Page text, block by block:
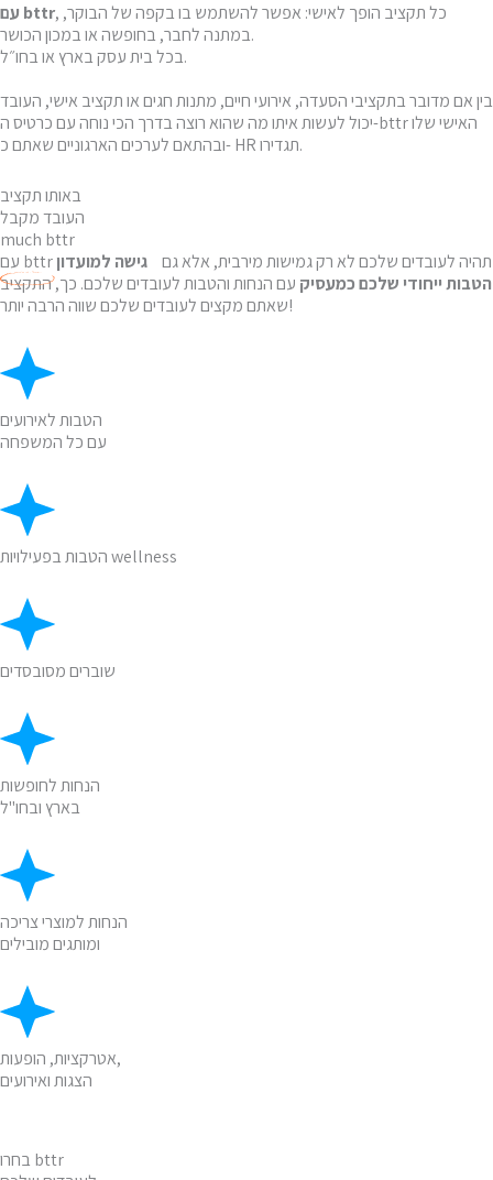
עם bttr, כל תקציב הופך לאישי: אפשר להשתמש בו בקפה של הבוקר,
במתנה לחבר, בחופשה או במכון הכושר.
בכל בית עסק בארץ או בחו״ל.
בין אם מדובר בתקציבי הסעדה, אירועי חיים, מתנות חגים או תקציב אישי, העובד
יכול לעשות איתו מה שהוא רוצה בדרך הכי נוחה עם כרטיס ה-bttr האישי שלו
ובהתאם לערכים הארגוניים שאתם כ- HR תגדירו.
באותו תקציב
העובד מקבל
much bttr
עם bttr תהיה לעובדים שלכם לא רק גמישות מירבית, אלא גם גישה למועדון
הטבות ייחודי שלכם כמעסיק עם הנחות והטבות לעובדים שלכם. כך, התקציב
שאתם מקצים לעובדים שלכם שווה הרבה יותר!
הטבות לאירועים
עם כל המשפחה
הטבות בפעילויות wellness
שוברים מסובסדים
הנחות לחופשות
בארץ ובחו"ל
הנחות למוצרי צריכה
ומותגים מובילים
אטרקציות, הופעות,
הצגות ואירועים
בחרו bttr